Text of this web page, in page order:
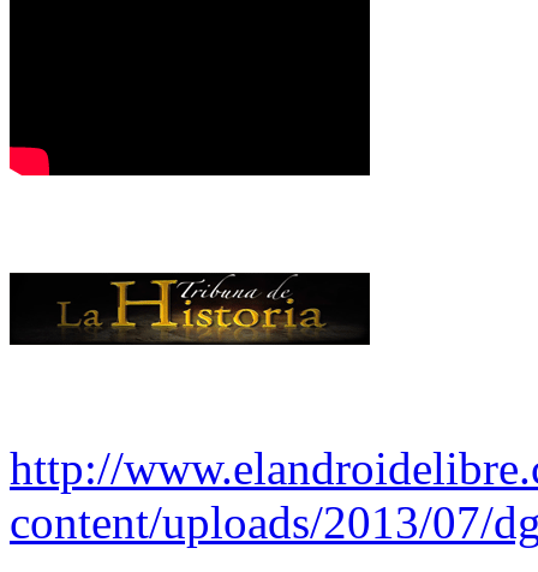
http://
content/uploads/2013/07/